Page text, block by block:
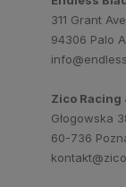
311 Grant
94306 Palo
Zico Racing
Głogowska
60-736